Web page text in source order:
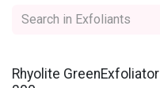
Rhyolite GreenExfoliator